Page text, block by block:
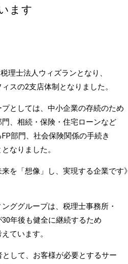
ます
理士法人ウィズランとなり、
スの2支店体制となりました。
としては、中小企業の存続のため
、相続・保険・住宅ローンなど
部門、社会保険関係の手続き
なりました。
を「想像」し、実現する企業です》
ググループは、税理士事務所・
年後も健全に継続するため
ています。
して、お客様が必要とするサー